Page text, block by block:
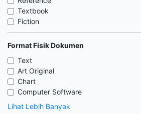
Textbook
Fiction
Format Fisik Dokumen
Text
Art Original
Chart
Computer Software
Lihat Lebih Banyak